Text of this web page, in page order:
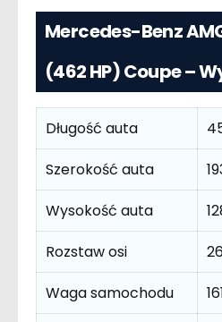
Mercedes-Benz
(462 HP) Coupe –
Długość auta
Szerokość auta
Wysokość auta
Rozstaw osi
Waga samochodu